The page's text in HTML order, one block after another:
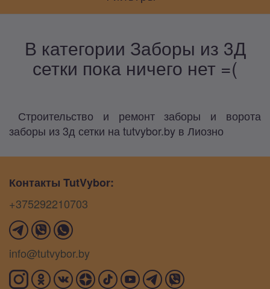
В категории Заборы из 3Д
сетки пока ничего нет =(
Строительство и ремонт заборы и ворота
заборы из 3д сетки на tutvybor.by в Лиозно
Контакты TutVybor:
+375292210703
info@tutvybor.by